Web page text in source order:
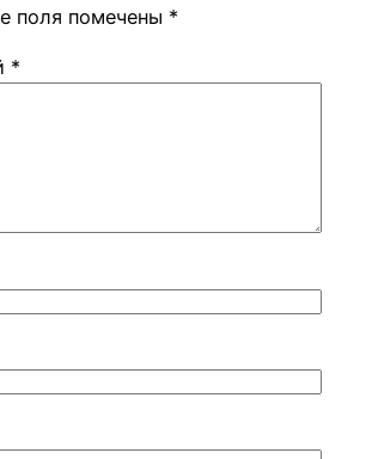
поля помечены *
*